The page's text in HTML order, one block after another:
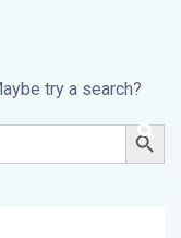
try a search?
Search Button